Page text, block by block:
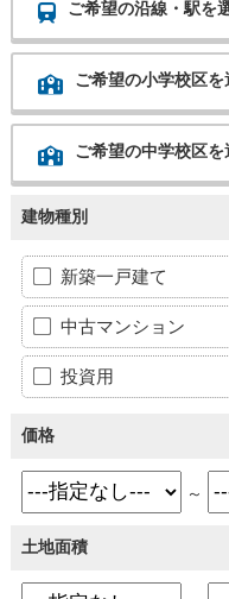
ご希望の沿線・駅を
ご希望の小学校区
ご希望の中学校区
建物種別
新築一戸建て
中古マンション
投資用
価格
～
土地面積